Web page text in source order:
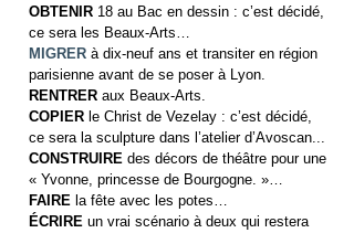
OBTENIR 18 au Bac en dessin : c’est décidé,
ce sera les Beaux-Arts…
MIGRER à dix-neuf ans et transiter en région
parisienne avant de se poser à Lyon.
RENTRER aux Beaux-Arts.
COPIER le Christ de Vezelay : c’est décidé,
ce sera la sculpture dans l’atelier d’Avoscan...
CONSTRUIRE des décors de théâtre pour une
« Yvonne, princesse de Bourgogne. »…
FAIRE la fête avec les potes…
ÉCRIRE un vrai scénario à deux qui restera